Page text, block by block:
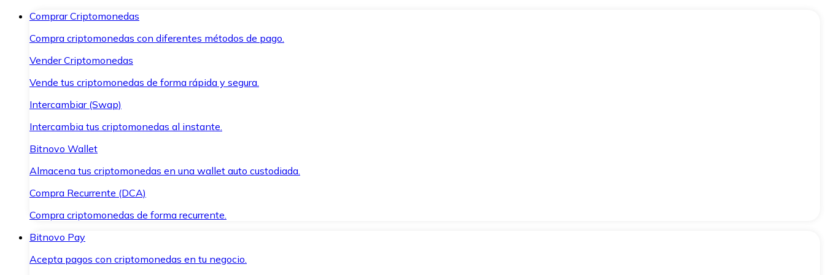
Comprar Criptomonedas
Compra criptomonedas con diferentes métodos de pago.
Vender Criptomonedas
Vende tus criptomonedas de forma rápida y segura.
Intercambiar (Swap)
Intercambia tus criptomonedas al instante.
Bitnovo Wallet
Almacena tus criptomonedas en una wallet auto custodiada.
Compra Recurrente (DCA)
Compra criptomonedas de forma recurrente.
Bitnovo Pay
Acepta pagos con criptomonedas en tu negocio.